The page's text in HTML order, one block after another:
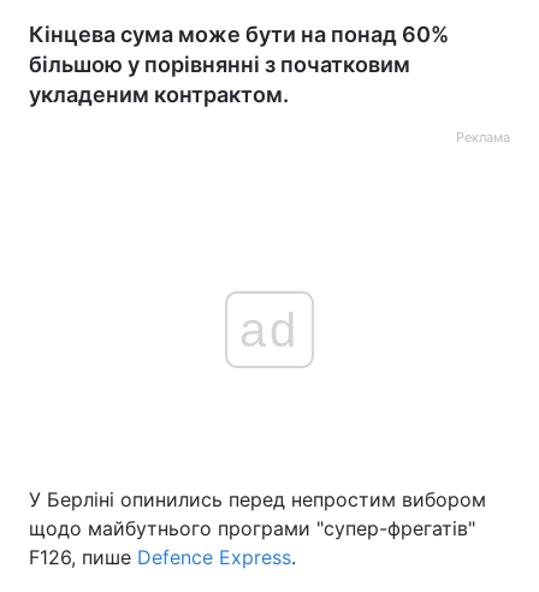
Україна Політика
Кінцева сума може бути на понад 60%
більшою у порівнянні з початковим
укладеним контрактом.
Реклама
ad
У Берліні опинились перед непростим вибором
щодо майбутнього програми "супер-фрегатів"
F126, пише Defence Express.